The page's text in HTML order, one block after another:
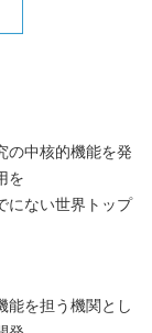
の中核的機能を発
を
にない世界トップ
を担う機関とし